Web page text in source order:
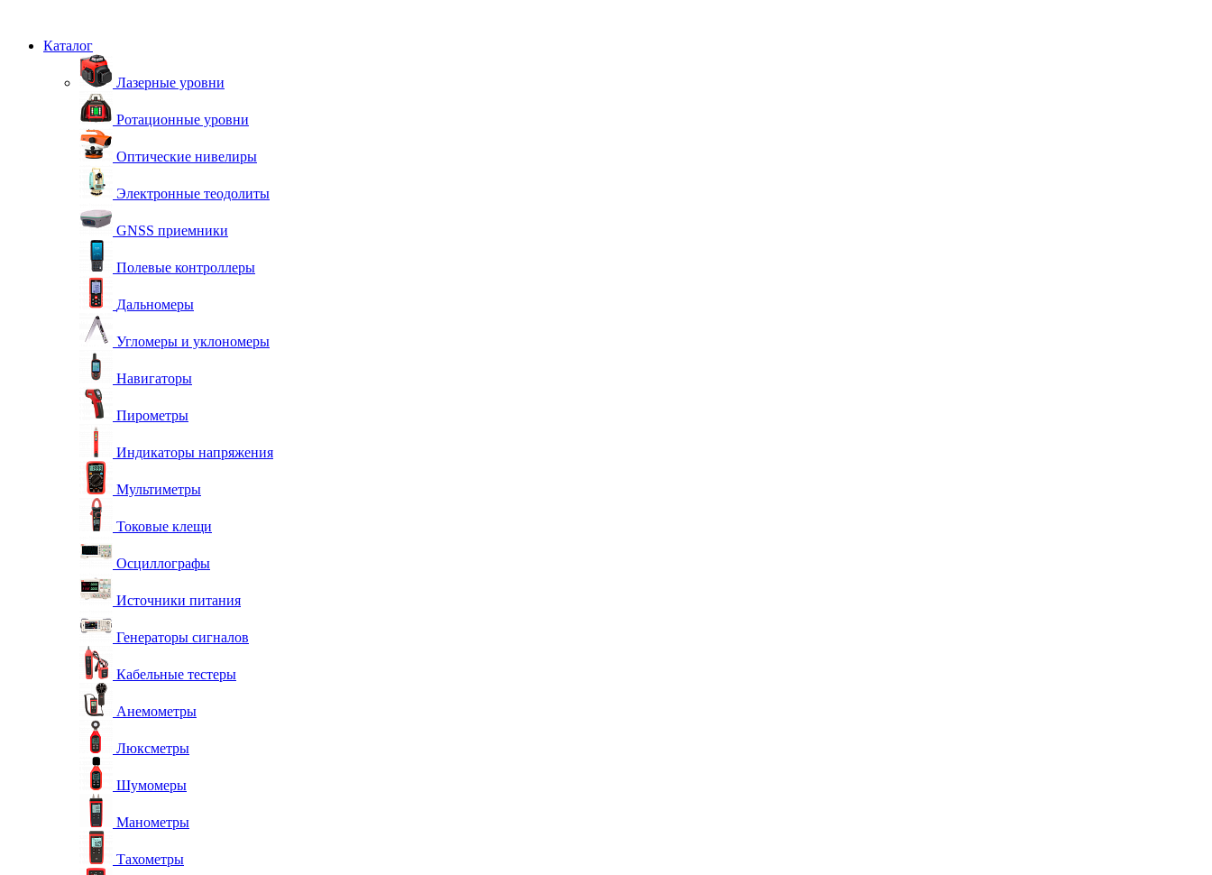
Каталог
Лазерные уровни
Ротационные уровни
Оптические нивелиры
Электронные теодолиты
GNSS приемники
Полевые контроллеры
Дальномеры
Угломеры и уклономеры
Навигаторы
Пирометры
Индикаторы напряжения
Мультиметры
Токовые клещи
Осциллографы
Источники питания
Генераторы сигналов
Кабельные тестеры
Анемометры
Люксметры
Шумомеры
Манометры
Тахометры